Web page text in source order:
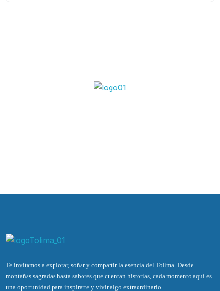
Te invitamos a explorar, soñar y compartir la esencia del Tolima. Desde
montañas sagradas hasta sabores que cuentan historias, cada momento aquí es
una oportunidad para inspirarte y vivir algo extraordinario.